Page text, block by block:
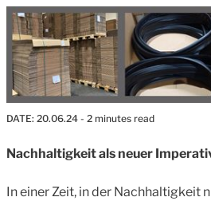
DATE: 20.06.24 - 2 minutes read
Nachhaltigkeit als neuer
In einer Zeit, in der Nachhaltigkeit